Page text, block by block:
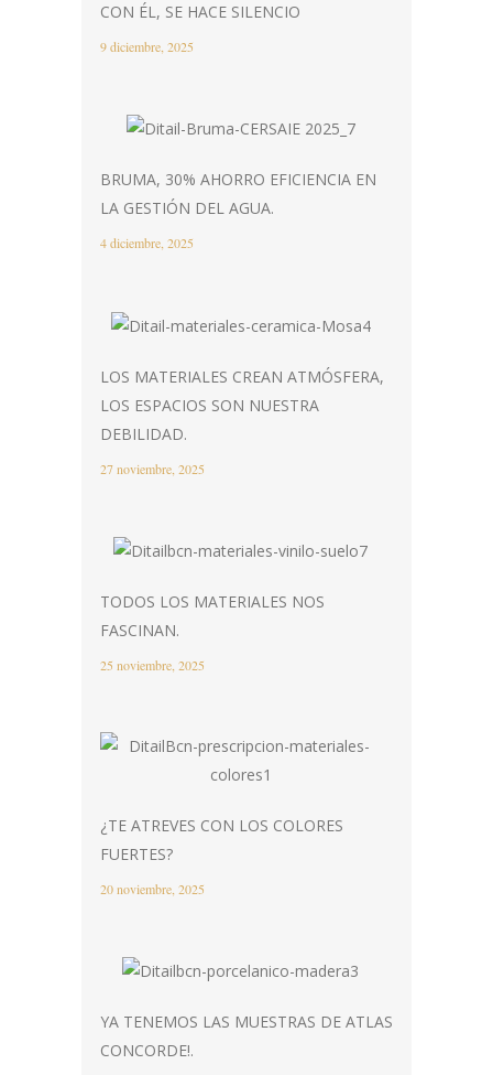
CON ÉL, SE HACE SILENCIO
9 diciembre, 2025
BRUMA, 30% AHORRO EFICIENCIA EN
LA GESTIÓN DEL AGUA.
4 diciembre, 2025
LOS MATERIALES CREAN ATMÓSFERA,
LOS ESPACIOS SON NUESTRA
DEBILIDAD.
27 noviembre, 2025
TODOS LOS MATERIALES NOS
FASCINAN.
25 noviembre, 2025
¿TE ATREVES CON LOS COLORES
FUERTES?
20 noviembre, 2025
YA TENEMOS LAS MUESTRAS DE ATLAS
CONCORDE!.